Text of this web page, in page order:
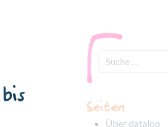
Seiten
Über dataloo